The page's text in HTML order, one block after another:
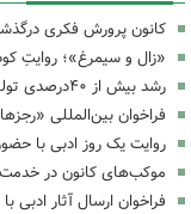
کانون پرورش فکری
«زال و سیمرغ»؛ روایتِ
رشد بیش از ۴۰درصدی تولید دست‌سازه‌های حسینی
فراخوان بین‌المللی
روایت یک روز ادبی با
موکب‌های کانون در
فراخوان ارسال آثار